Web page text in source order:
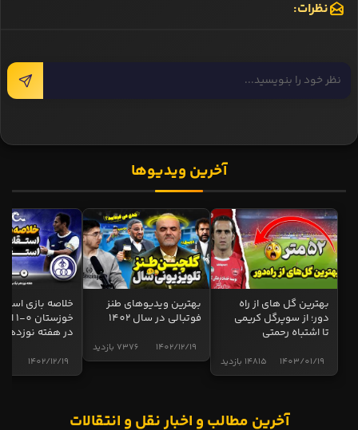
نظرات:
آخرین ویدیوها
بهترین گل های از راه
دور؛ از سوپرگل کریمی
تا اشتباه رحمتی
14815 بازدید 1403/01/19
بهترین ویدیوهای طنز
فوتبالی در سال 1402
7376 بازدید 1402/12/19
خلاصه بازی
در هفته نوزدهم
1402/12/19
آخرین مطالب و اخبار نقل و انتقالات